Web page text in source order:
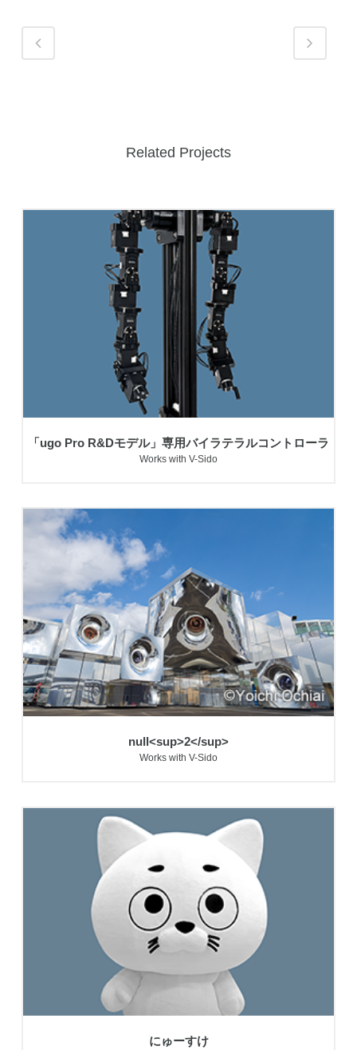
Related Projects
「ugo Pro R&Dモデル」専用バイラテラルコントローラ
Works with V-Sido
null<sup>2</sup>
Works with V-Sido
にゅーすけ